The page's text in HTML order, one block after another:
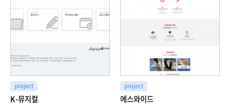
project
K-뮤지컬
project
에스와이드